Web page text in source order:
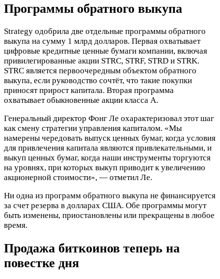
Программы обратного выкупа
Strategy одобрила две отдельные программы обратного
выкупа на сумму 1 млрд долларов. Первая охватывает
цифровые кредитные ценные бумаги компании, включая
привилегированные акции STRC, STRF, STRD и STRK.
STRC является первоочередным объектом обратного
выкупа, если руководство сочтёт, что такие покупки
приносят прирост капитала. Вторая программа
охватывает обыкновенные акции класса A.
Генеральный директор Фонг Ле охарактеризовал этот шаг
как смену стратегии управления капиталом. «Мы
намерены чередовать выпуск ценных бумаг, когда условия
для привлечения капитала являются привлекательными, и
выкуп ценных бумаг, когда наши инструменты торгуются
на уровнях, при которых выкуп приводит к увеличению
акционерной стоимости», — отметил Ле.
Ни одна из программ обратного выкупа не финансируется
за счет резерва в долларах США. Обе программы могут
быть изменены, приостановлены или прекращены в любое
время.
Продажа биткоинов теперь на
повестке дня